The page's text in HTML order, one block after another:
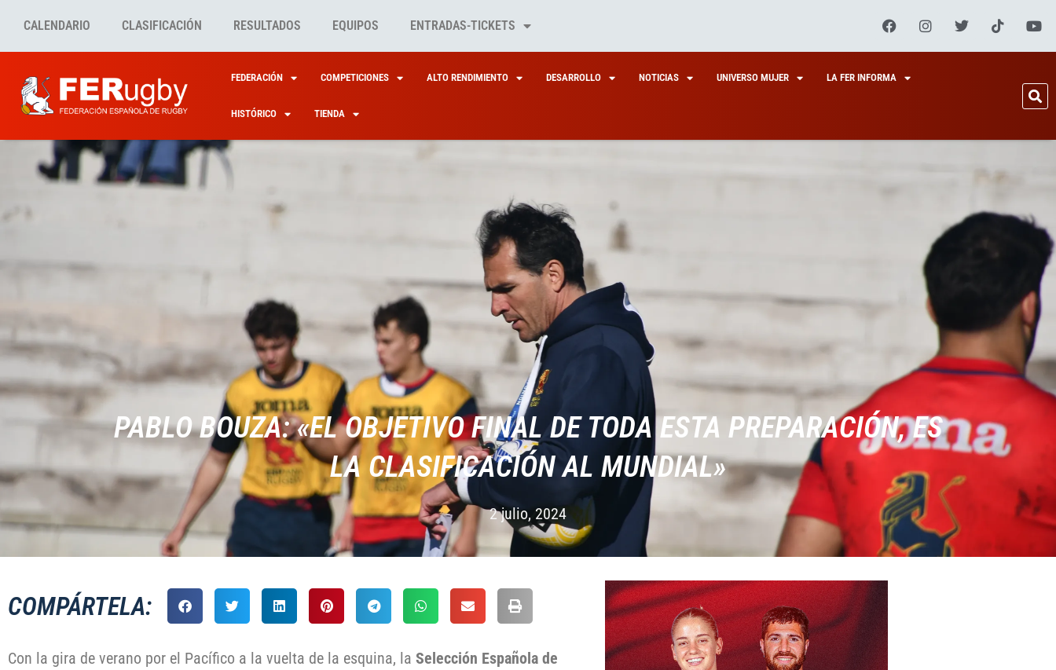
CALENDARIO CLASIFICACIÓN RESULTADOS EQUIPOS ENTRADAS-TICKETS
FEDERACIÓN COMPETICIONES ALTO RENDIMIENTO DESARROLLO NOTICIAS UNIVERSO MUJER LA FER INFORMA
HISTÓRICO TIENDA
PABLO BOUZA: «EL OBJETIVO FINAL DE TODA ESTA PREPARACIÓN, ES
LA CLASIFICACIÓN AL MUNDIAL»
2 julio, 2024
COMPÁRTELA:
Con la gira de verano por el Pacífico a la vuelta de la esquina, la Selección Española de